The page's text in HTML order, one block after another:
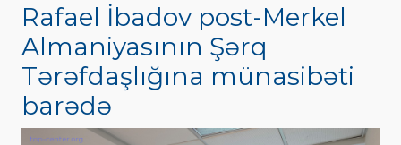
Rafael İbadov post-Merkel
Almaniyasının Şərq
Tərəfdaşlığına münasibəti
barədə